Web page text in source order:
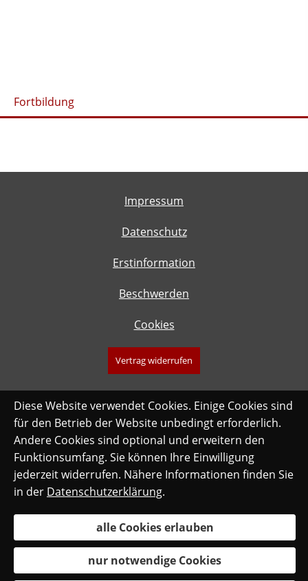
Fortbildung
Impressum
Datenschutz
Erstinformation
Beschwerden
Cookies
Vertrag widerrufen
Diese Website verwendet Cookies. Einige Cookies sind
für den Betrieb der Website unbedingt erforderlich.
Andere Cookies sind optional und erweitern den
Funktionsumfang. Sie können Ihre Einwilligung
jederzeit widerrufen. Nähere Informationen finden Sie
in der Datenschutzerklärung.
alle Cookies erlauben
nur notwendige Cookies